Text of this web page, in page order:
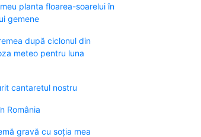
planta floarea-soarelui în
gemene
după ciclonul din
meteo pentru luna
cantaretul nostru
România
gravă cu soția mea